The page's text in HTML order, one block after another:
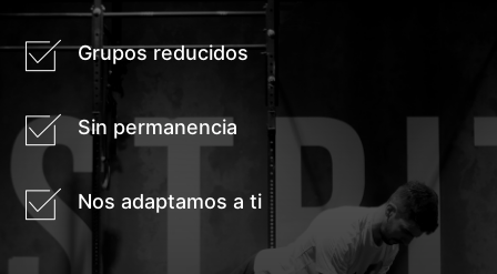
Grupos reducidos
Sin permanencia
Nos adaptamos a ti